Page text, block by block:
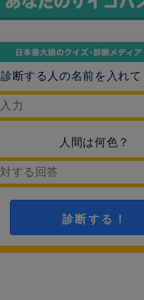
診断する人の名前を入れ
人間は何色？
診断する！